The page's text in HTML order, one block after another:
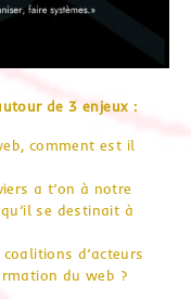
de 3 enjeux :
comment est il
a t’on à notre
se destinait à
d’acteurs
du web ?